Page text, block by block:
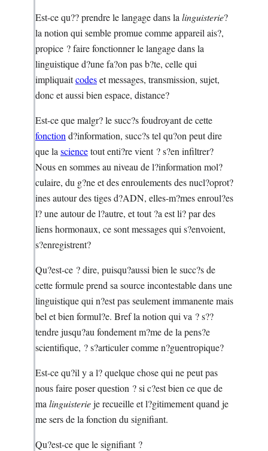
Est-ce qu?? prendre le langage dans la linguisterie?
la notion qui semble promue comme appareil ais?,
propice ? faire fonctionner le langage dans la
linguistique d?une fa?on pas b?te, celle qui
impliquaitcodeset messages, transmission, sujet,
donc et aussi bien espace, distance?
Est-ce que malgr? le succ?s foudroyant de cette
fonction d?information, succ?s tel qu?on peut dire
que la sciencetout enti?re vient ? s?en infiltrer?
Nous en sommes au niveau de l?information mol?
culaire, du g?ne et des enroulements des nucl?oprot?
ines autour des tiges d?ADN, elles-m?mes enroul?es
l? une autour de l?autre, et tout ?a est li? par des
liens hormonaux, ce sont messages qui s?envoient,
s?enregistrent?
Qu?est-ce ? dire, puisqu?aussi bien le succ?s de
cette formule prend sa source incontestable dans une
linguistique qui n?est pas seulement immanente mais
bel et bien formul?e. Bref la notion qui va ? s??
tendre jusqu?au fondement m?me de la pens?e
scientifique, ? s?articuler comme n?guentropique?
Est-ce qu?il y a l? quelque chose qui ne peut pas
nous faire poser question ? si c?est bien ce que de
ma linguisterieje recueille et l?gitimement quand je
me sers de la fonction du signifiant.
Qu?est-ce que le signifiant ?